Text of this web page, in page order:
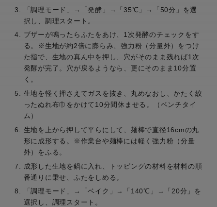
「調理モード」→「発酵」→「35℃」→「50分」を選
択し、調理スタート。
ブザーが鳴ったらふたをあけ、1次発酵のチェックをす
る。※生地が約2倍に膨らみ、強力粉（分量外）をつけ
た指で、生地の真ん中を押し、穴がそのまま残れば1次
発酵が完了。穴が戻るようなら、更にそのまま10分置
く。
生地を軽く押さえてガスを抜き、丸めなおし、かたく絞
ったぬれ布巾をかけて10分間休ませる。（ベンチタイ
ム）
生地を上から押して平らにして、麺棒で直径16cmの丸
形に成形する。※作業台や麺棒には軽く強力粉（分量
外）をふる。
成形した生地を鍋に入れ、トッピングの材料を材料の順
番通りに乗せ、ふたをしめる。
「調理モード」→「ベイク」→「140℃」→「20分」を
選択し、調理スタート。